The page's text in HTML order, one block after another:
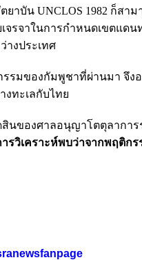
าบัน UNCLOS 1982 ก็สาม
จรจาในการกำหนดเขตแดน
างประเทศ
รรมของกัมพูชาที่ผ่านมา จึง
งทะเลกับไทย
นของศาลอนุญาโตตุลาการ
รวิเคราะห์พบว่าจากพฤติก